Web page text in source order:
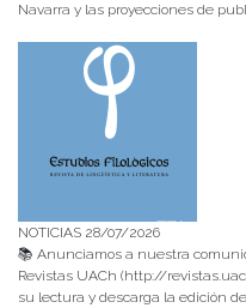
Navarra y las proyecciones de
NOTICIAS 28/07/2026
📚 Anunciamos a nuestra
Revistas UACh (http://
su lectura y descarga la edición